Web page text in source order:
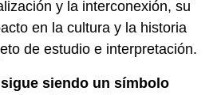
y la interconexión, su
en la cultura y la historia
de estudio e interpretación.
siendo un símbolo